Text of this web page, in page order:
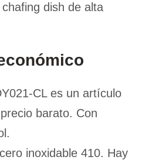
dish de alta
CL es un artículo
barato. Con
inoxidable 410. Hay